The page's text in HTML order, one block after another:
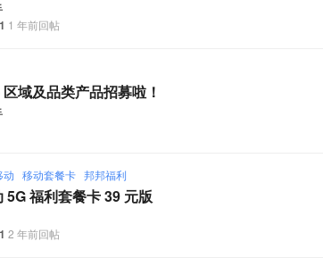
1 年前回帖
域及品类产品招募啦！
动 移动套餐卡 邦邦福利
5G 福利套餐卡 39 元版
2 年前回帖